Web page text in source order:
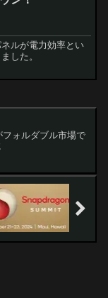
ルが電力効率とい
した。
ォルダブル市場で